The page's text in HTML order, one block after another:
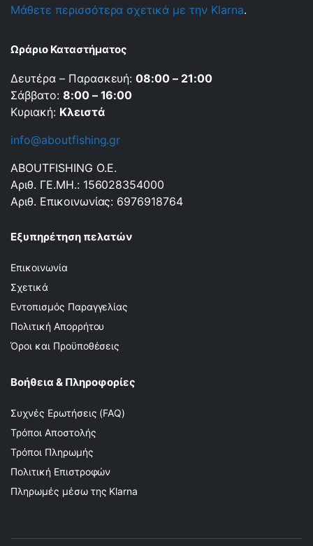
Μάθετε περισσότερα σχετικά με την Klarna.
Ωράριο Καταστήματος
Δευτέρα – Παρασκευή:08:00 – 21:00
Σάββατο: 8:00 – 16:00
Κυριακή: Κλειστά
info@aboutfishing.gr
ABOUTFISHING Ο.Ε.
Αριθ. ΓΕ.ΜΗ.: 156028354000
Αριθ. Επικοινωνίας: 6976918764
Εξυπηρέτηση πελατών
Επικοινωνία
Σχετικά
Εντοπισμός Παραγγελίας
Πολιτική Απορρήτου
Όροι και Προϋποθέσεις
Βοήθεια & Πληροφορίες
Συχνές Ερωτήσεις (FAQ)
Τρόποι Αποστολής
Τρόποι Πληρωμής
Πολιτική Επιστροφών
Πληρωμές μέσω της Klarna